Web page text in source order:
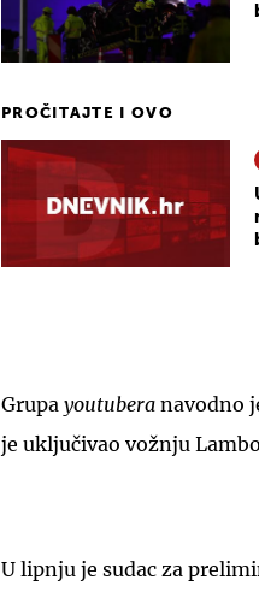
PROČITAJTE I OVO
Grupa youtubera navodno
je uključivao vožnju
U lipnju je sudac za